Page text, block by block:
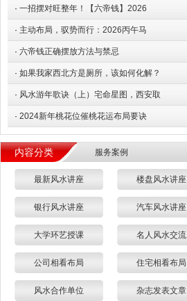
· 一招摆对旺整年！【六帝钱】2026
· 主动布局，驭势而行：2026丙午马
· 六帝钱正确摆放方法与禁忌
· 如果我家西北方是厕所，该如何化解？
· 风水游年歌诀（上）宅命星图，西安取
· 2024新年桃花位催桃花运布局要诀
内容分类 服务案例
最新风水讲座 楼盘风水讲座
银行风水讲座 汽车风水讲座
大学环艺授课 名人风水交流
公司相看布局 住宅相看布局
风水合作单位 杂志发表文章